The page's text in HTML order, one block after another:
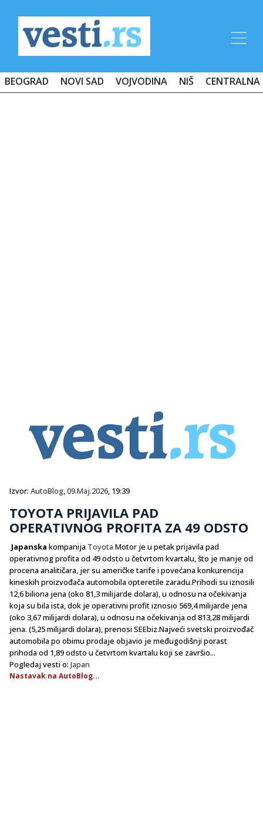
BEOGRAD NOVI SAD VOJVODINA NIŠ CENTRALNA
Izvor: AutoBlog,09.Maj.2026, 19:39
TOYOTA PRIJAVILA PAD
OPERATIVNOG PROFITA ZA 49 ODSTO
Japanska kompanija Toyota Motor je u petak prijavila pad
operativnog profita od 49 odsto u četvrtom kvartalu, što je manje od
procena analitičara, jer su američke tarife i povećana konkurencija
kineskih proizvođača automobila opteretile zaradu.Prihodi su iznosili
12,6 biliona jena (oko 81,3 milijarde dolara), u odnosu na očekivanja
koja su bila ista, dok je operativni profit iznosio 569,4 milijarde jena
(oko 3,67 milijardi dolara), u odnosu na očekivanja od 813,28 milijardi
jena. (5,25 milijardi dolara), prenosi SEEbiz.Najveći svetski proizvođač
automobila po obimu prodaje objavio je međugodišnji porast
prihoda od 1,89 odsto u četvrtom kvartalu koji se završio...
Pogledaj vesti o: Japan
Nastavak na AutoBlog...